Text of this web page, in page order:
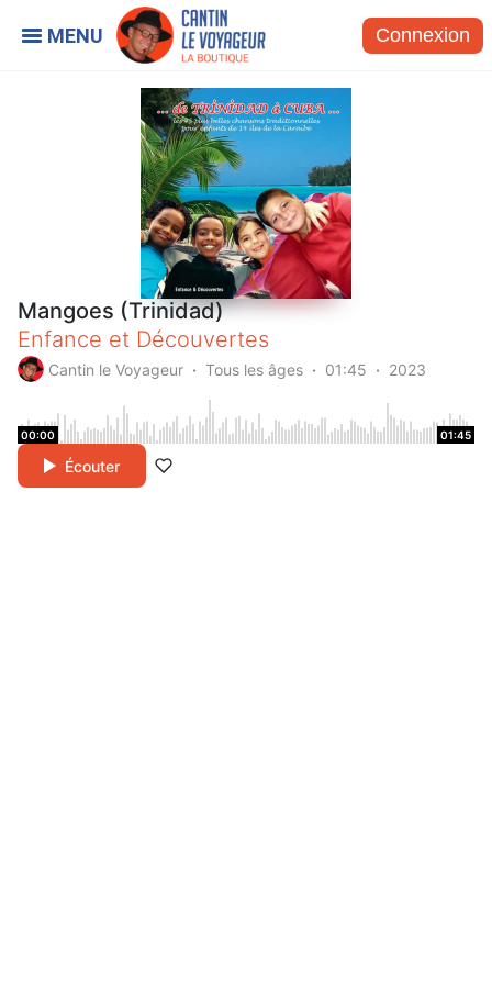
Connexion
Mangoes (Trinidad)
Enfance et Découvertes
Cantin le Voyageur Tous les âges 01:45 2023
00:00 01:45
Écouter